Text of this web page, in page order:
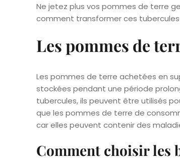
Ne jetez plus vos pommes de terre
comment transformer ces
Les pommes de
Les pommes de terre achetées en
stockées pendant une période
tubercules, ils peuvent être utilisés
que les pommes de terre de
car elles peuvent contenir des
Comment choisir les